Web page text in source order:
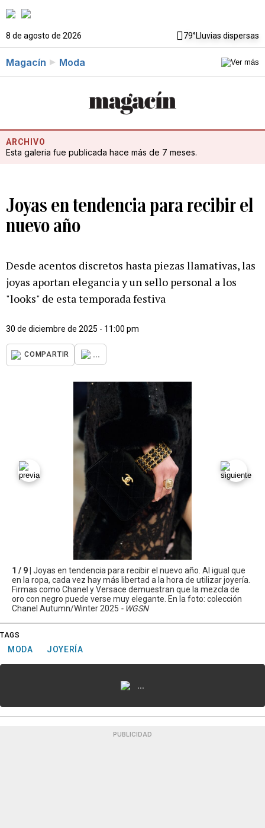
8 de agosto de 2026 79°Lluvias dispersas
Magacín Moda
ARCHIVO
Esta galeria fue publicada hace más de 7 meses.
Joyas en tendencia para recibir el
nuevo año
Desde acentos discretos hasta piezas llamativas, las
joyas aportan elegancia y un sello personal a los
"looks" de esta temporada festiva
30 de diciembre de 2025 - 11:00 pm
COMPARTIR ...
1 / 9 | Joyas en tendencia para recibir el nuevo año. Al igual que
en la ropa, cada vez hay más libertad a la hora de utilizar joyería.
Firmas como Chanel y Versace demuestran que la mezcla de
oro con negro puede verse muy elegante. En la foto: colección
Chanel Autumn/Winter 2025 - WGSN
TAGS
MODA JOYERÍA
...
PUBLICIDAD